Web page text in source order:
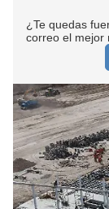
¿Te quedas
correo el mejor